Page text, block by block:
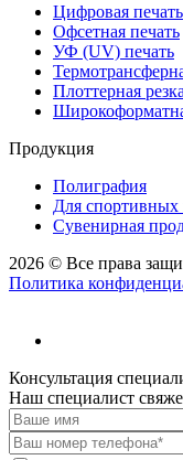
Цифровая печать
Офсетная печать
УФ (UV) печать
Плоттерная резка
Продукция
Полиграфия
Для спортивных
Сувенирная
2026 © Все права
Политика
Консультация
Наш специалист